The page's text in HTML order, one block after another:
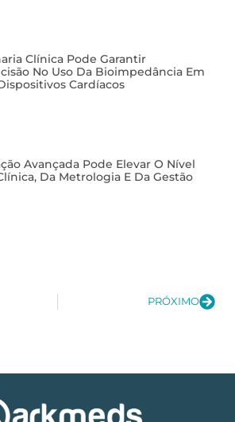
Clínica Pode Garantir
No Uso Da Bioimpedância Em
Cardíacos
Avançada Pode Elevar O Nível
Da Metrologia E Da Gestão
PRÓXIMO